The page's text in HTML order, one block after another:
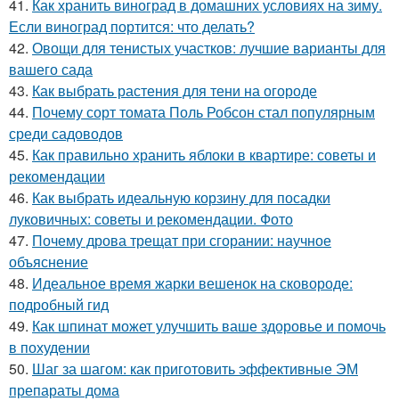
41. Как хранить виноград в домашних условиях на зиму.
Если виноград портится: что делать?
42. Овощи для тенистых участков: лучшие варианты для
вашего сада
43. Как выбрать растения для тени на огороде
44. Почему сорт томата Поль Робсон стал популярным
среди садоводов
45. Как правильно хранить яблоки в квартире: советы и
рекомендации
46. Как выбрать идеальную корзину для посадки
луковичных: советы и рекомендации. Фото
47. Почему дрова трещат при сгорании: научное
объяснение
48. Идеальное время жарки вешенок на сковороде:
подробный гид
49. Как шпинат может улучшить ваше здоровье и помочь
в похудении
50. Шаг за шагом: как приготовить эффективные ЭМ
препараты дома